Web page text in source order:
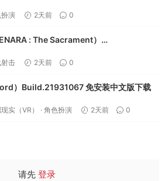
演 2天前 0
: The Sacrament）
击 2天前 0
）Build.21931067 免安装中文版下载
实（VR） · 角色扮演 2天前 0
请先 登录